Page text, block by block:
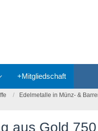
+Mitgliedschaft
Edelmetalle in Münz- &
aus Gold